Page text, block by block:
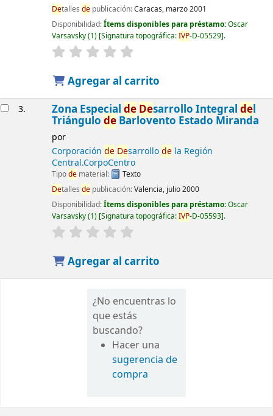
Detalles depublicación:Caracas, marzo 2001
Disponibilidad:Ítems disponibles para préstamo:Oscar
Varsavsky(1) Signatura topográfica:IVP-D-05529 .
Agregar al carrito
3. Zona Especial de Desarrollo Integral del
Triángulo deBarlovento Estado Miranda
por
Corporación de Desarrollodela Región
Central.CorpoCentro
Tipodematerial:
Texto
Detalles depublicación:Valencia, julio 2000
Disponibilidad:Ítems disponibles para préstamo:Oscar
Varsavsky(1) Signatura topográfica:IVP-D-05593 .
Agregar al carrito
¿No encuentras lo
que estás
buscando?
Hacer una
sugerencia de
compra